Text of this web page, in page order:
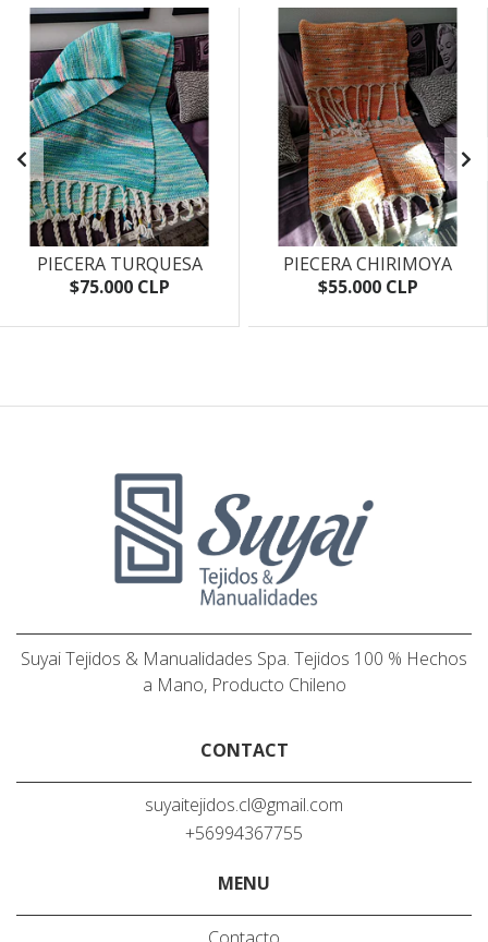
PIECERA TURQUESA
$75.000 CLP
PIECERA CHIRIMOYA
$55.000 CLP
Suyai Tejidos & Manualidades Spa. Tejidos 100 % Hechos
a Mano, Producto Chileno
CONTACT
suyaitejidos.cl@gmail.com
+56994367755
MENU